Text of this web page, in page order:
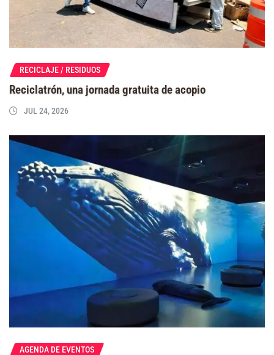
RECICLAJE / RESIDUOS
Reciclatrón, una jornada gratuita de acopio
JUL 24, 2026
AGENDA DE EVENTOS